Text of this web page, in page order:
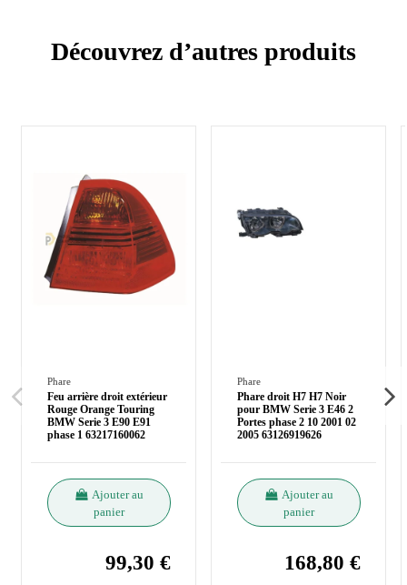
Découvrez d’autres produits
Phare
Feu arrière droit extérieur
Rouge Orange Touring
BMW Serie 3 E90 E91
phase 1 63217160062
Ajouter au
panier
99,30 €
Phare
Phare droit H7 H7 Noir
pour BMW Serie 3 E46 2
Portes phase 2 10 2001 02
2005 63126919626
Ajouter au
panier
168,80 €